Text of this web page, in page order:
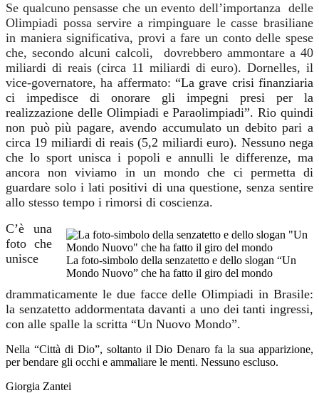
Se qualcuno pensasse che un evento dell’importanza delle
Olimpiadi possa servire a rimpinguare le casse brasiliane
in maniera significativa, provi a fare un conto delle spese
che, secondo alcuni calcoli, dovrebbero ammontare a 40
miliardi di reais (circa 11 miliardi di euro). Dornelles, il
vice-governatore, ha affermato: “La grave crisi finanziaria
ci impedisce di onorare gli impegni presi per la
realizzazione delle Olimpiadi e Paraolimpiadi”. Rio quindi
non può più pagare, avendo accumulato un debito pari a
circa 19 miliardi di reais (5,2 miliardi euro). Nessuno nega
che lo sport unisca i popoli e annulli le differenze, ma
ancora non viviamo in un mondo che ci permetta di
guardare solo i lati positivi di una questione, senza sentire
allo stesso tempo i rimorsi di coscienza.
La foto-simbolo della senzatetto e dello slogan “Un
Mondo Nuovo” che ha fatto il giro del mondo
C’è una
foto che
unisce
drammaticamente le due faccedelle Olimpiadi in Brasile:
la senzatetto addormentata davanti a uno dei tanti ingressi,
con alle spalle la scritta “Un Nuovo Mondo”.
Nella “Città di Dio”, soltanto il Dio Denaro fa la sua apparizione,
per bendare gli occhi e ammaliare le menti. Nessuno escluso.
Giorgia Zantei